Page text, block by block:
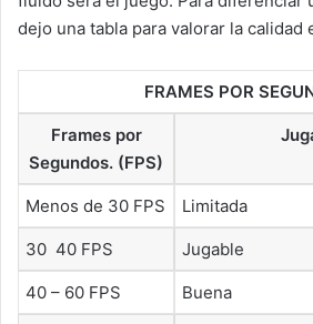
dejo una tabla para valorar la calidad
FRAMES POR
Frames por
Segundos. (FPS)
Menos de 30 FPS Limitada
30  40 FPS Jugable
40 – 60 FPS Buena